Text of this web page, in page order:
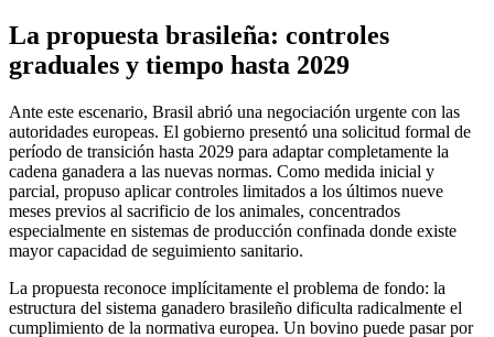
La propuesta brasileña: controles
graduales y tiempo hasta 2029
Ante este escenario, Brasil abrió una negociación urgente con las
autoridades europeas. El gobierno presentó una solicitud formal de
período de transición hasta 2029 para adaptar completamente la
cadena ganadera a las nuevas normas. Como medida inicial y
parcial, propuso aplicar controles limitados a los últimos nueve
meses previos al sacrificio de los animales, concentrados
especialmente en sistemas de producción confinada donde existe
mayor capacidad de seguimiento sanitario.
La propuesta reconoce implícitamente el problema de fondo: la
estructura del sistema ganadero brasileño dificulta radicalmente el
cumplimiento de la normativa europea. Un bovino puede pasar por